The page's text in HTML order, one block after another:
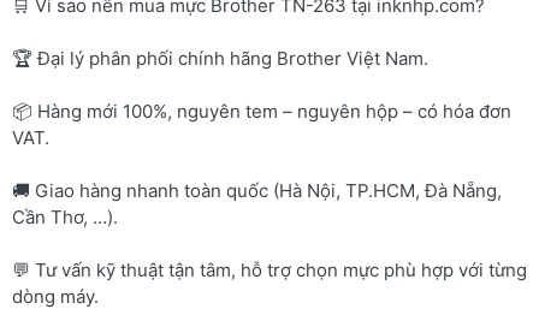
🛒 Vì sao nên mua mực Brother TN-263 tại inknhp.com?
🏆 Đại lý phân phối chính hãng Brother Việt Nam.
📦 Hàng mới 100%, nguyên tem – nguyên hộp – có hóa đơn
VAT.
🚚 Giao hàng nhanh toàn quốc (Hà Nội, TP.HCM, Đà Nẵng,
Cần Thơ, …).
💬 Tư vấn kỹ thuật tận tâm, hỗ trợ chọn mực phù hợp với từng
dòng máy.